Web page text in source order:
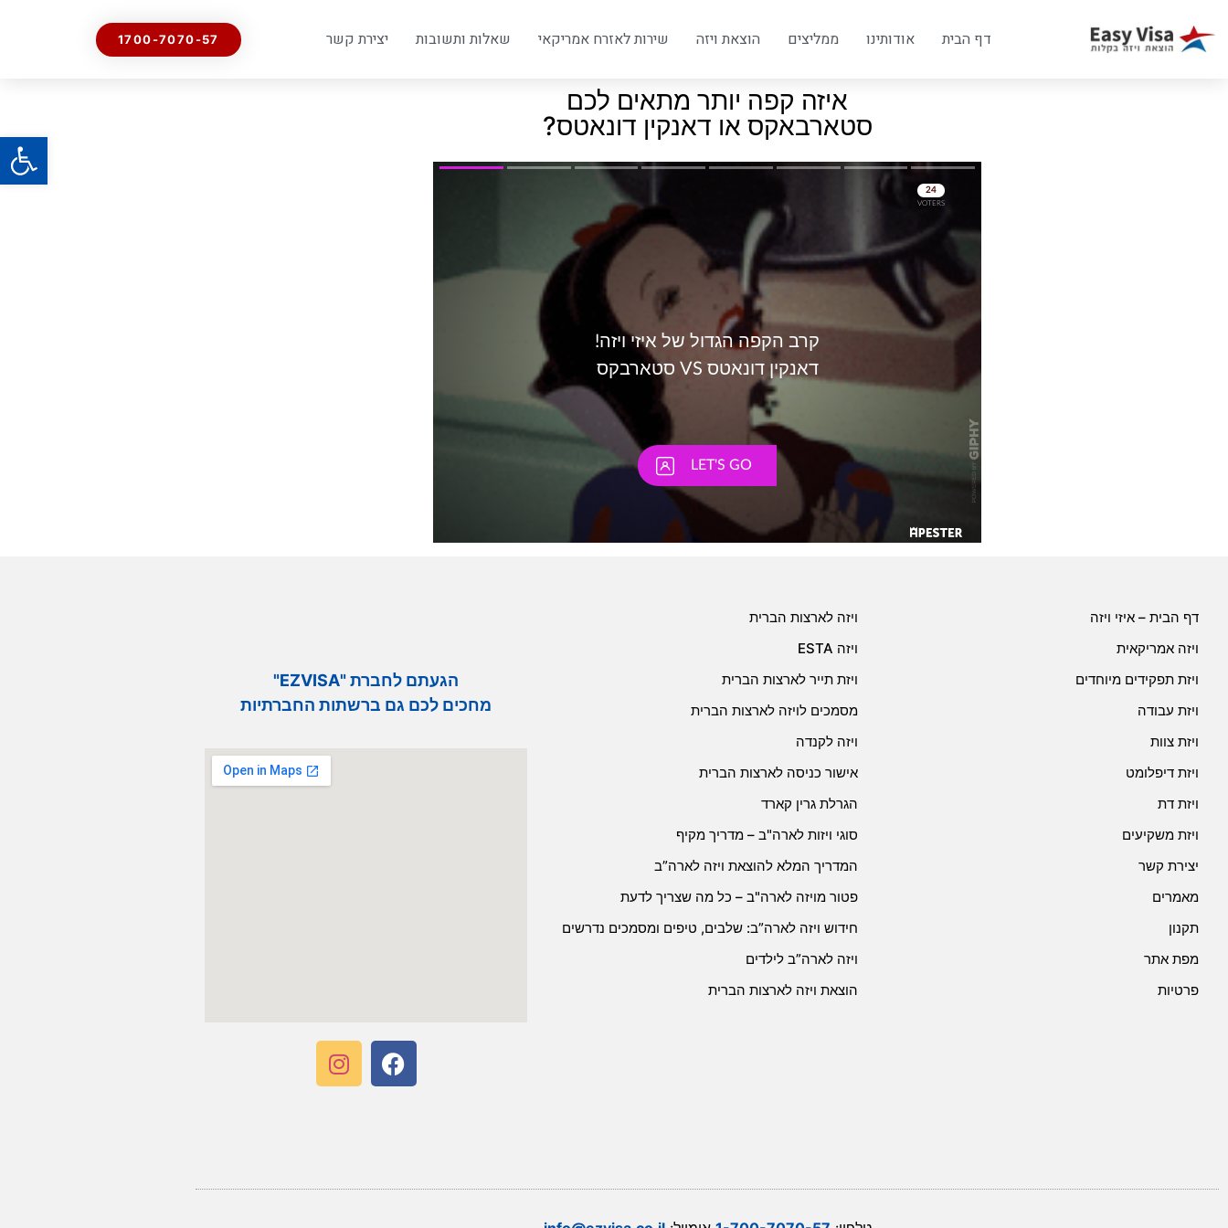
דף הבית אודותינו ממליצים הוצאת ויזה שירות לאזרח אמריקאי שאלות ותשובות יצירת קשר 1700-7070-57
איזה קפה יותר מתאים לכם
סטארבאקס או דאנקין דונאטס?
דף הבית – איזי ויזה
ויזה אמריקאית
ויזת תפקידים מיוחדים
ויזת עבודה
ויזת צוות
ויזת דיפלומט
ויזת דת
ויזת משקיעים
יצירת קשר
מאמרים
תקנון
מפת אתר
פרטיות
ויזה לארצות הברית
ויזה ESTA
ויזת תייר לארצות הברית
מסמכים לויזה לארצות הברית
ויזה לקנדה
אישור כניסה לארצות הברית
הגרלת גרין קארד
סוגי ויזות לארה"ב – מדריך מקיף
המדריך המלא להוצאת ויזה לארה”ב
פטור מויזה לארה"ב – כל מה שצריך לדעת
חידוש ויזה לארה”ב: שלבים, טיפים ומסמכים נדרשים
ויזה לארה”ב לילדים
הוצאת ויזה לארצות הברית
הגעתם לחברת "EZVISA"
מחכים לכם גם ברשתות החברתיות